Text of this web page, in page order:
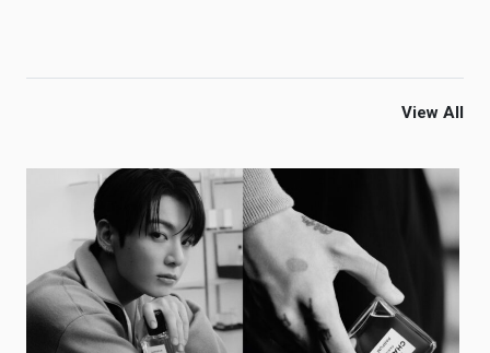
View All